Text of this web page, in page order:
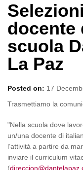
docente
scuola
La Paz
Posted on: 17
Trasmettiamo la
"Nella scuola dove
un/una docente di
l’attività a partire da
inviare il curriculum
(